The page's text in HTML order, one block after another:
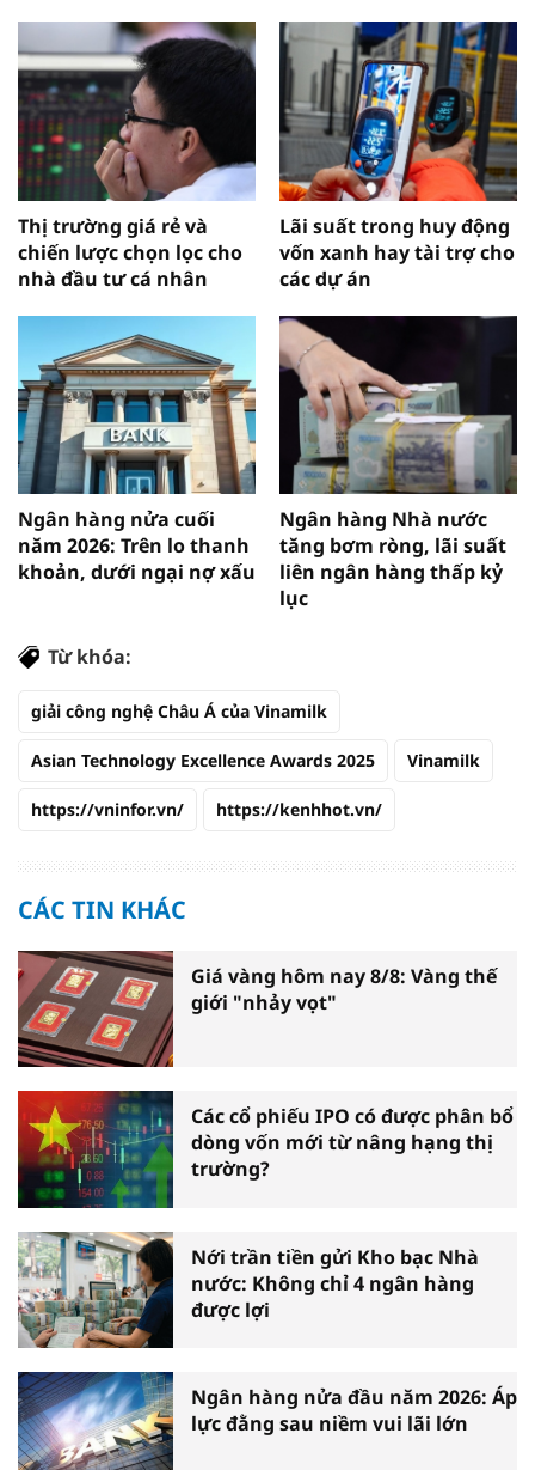
Thị trường giá rẻ và
chiến lược chọn lọc cho
nhà đầu tư cá nhân
Lãi suất trong huy động
vốn xanh hay tài trợ cho
các dự án
Ngân hàng nửa cuối
năm 2026: Trên lo thanh
khoản, dưới ngại nợ xấu
Ngân hàng Nhà nước
tăng bơm ròng, lãi suất
liên ngân hàng thấp kỷ
lục
Từ khóa:
giải công nghệ Châu Á của Vinamilk
Asian Technology Excellence Awards 2025 Vinamilk
https://vninfor.vn/ https://kenhhot.vn/
CÁC TIN KHÁC
Giá vàng hôm nay 8/8: Vàng thế
giới "nhảy vọt"
Các cổ phiếu IPO có được phân bổ
dòng vốn mới từ nâng hạng thị
trường?
Nới trần tiền gửi Kho bạc Nhà
nước: Không chỉ 4 ngân hàng
được lợi
Ngân hàng nửa đầu năm 2026: Áp
lực đằng sau niềm vui lãi lớn